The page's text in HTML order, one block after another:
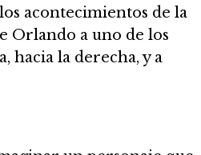
acontecimientos de la
Orlando a uno de los
hacia la derecha, y a